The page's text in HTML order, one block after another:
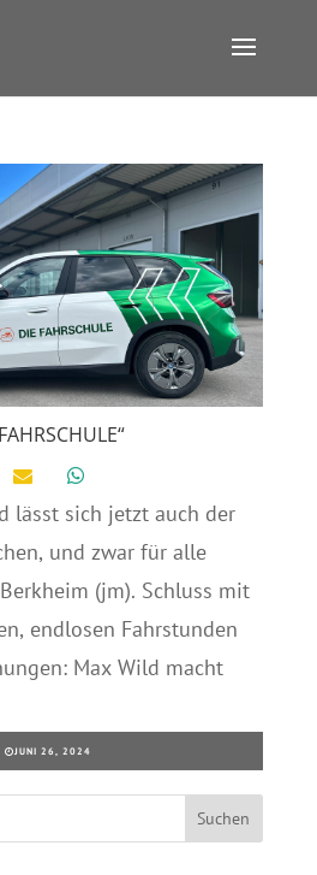
lässt sich jetzt auch der
und zwar für alle
(jm). Schluss mit
endlosen Fahrstunden
Max Wild macht
JUNI 26, 2024